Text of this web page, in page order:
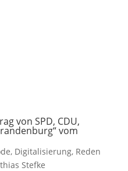
von SPD, CDU,
vom
, Digitalisierung, Reden
Stefke